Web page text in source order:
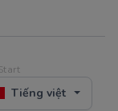
Tiếng việt